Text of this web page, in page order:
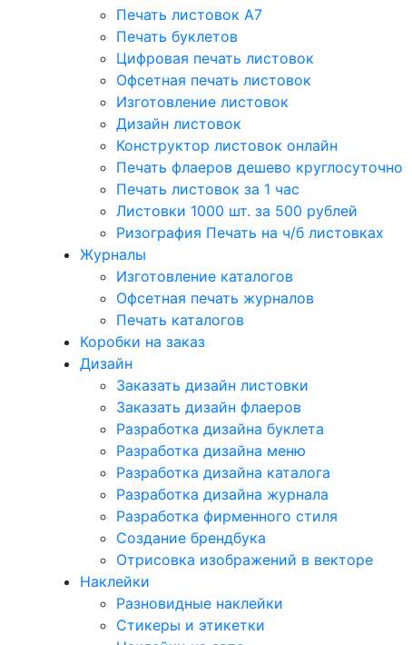
Печать листовок А7
Печать буклетов
Цифровая печать листовок
Офсетная печать листовок
Изготовление листовок
Дизайн листовок
Конструктор листовок онлайн
Печать флаеров дешево круглосуточно
Печать листовок за 1 час
Листовки 1000 шт. за 500 рублей
Ризография Печать на ч/б листовках
Журналы
Изготовление каталогов
Офсетная печать журналов
Печать каталогов
Коробки на заказ
Дизайн
Заказать дизайн листовки
Заказать дизайн флаеров
Разработка дизайна буклета
Разработка дизайна меню
Разработка дизайна каталога
Разработка дизайна журнала
Разработка фирменного стиля
Создание брендбука
Отрисовка изображений в векторе
Наклейки
Разновидные наклейки
Стикеры и этикетки